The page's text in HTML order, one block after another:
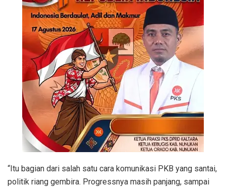
“Itu bagian dari salah satu cara komunikasi PKB yang santai,
politik riang gembira. Progressnya masih panjang, sampai